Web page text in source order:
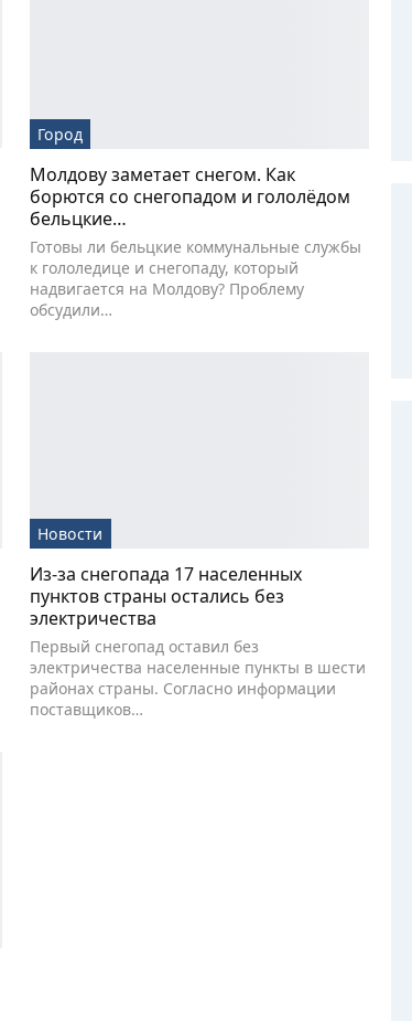
Город
Молдову заметает снегом. Как
борются со снегопадом и гололёдом
бельцкие…
Готовы ли бельцкие коммунальные службы
к гололедице и снегопаду, который
надвигается на Молдову? Проблему
обсудили…
Новости
Из-за снегопада 17 населенных
пунктов страны остались без
электричества
Первый снегопад оставил без
электричества населенные пункты в шести
районах страны. Согласно информации
поставщиков…